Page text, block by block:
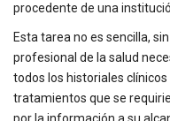
procedente de una
Esta tarea no es sencilla,
profesional de la salud
todos los historiales
tratamientos que se